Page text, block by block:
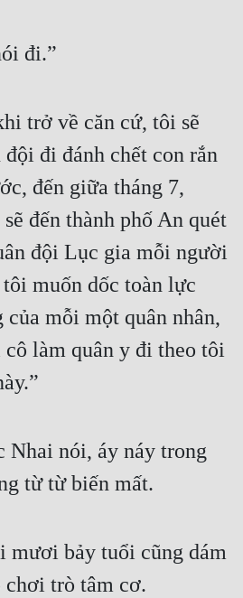
đi.”
trở về căn cứ, tôi sẽ
đi đánh chết con rắn
đến giữa tháng 7,
đến thành phố An quét
đội Lục gia mỗi người
muốn dốc toàn lực
của mỗi một quân nhân,
làm quân y đi theo tôi
Nhai nói, áy náy trong
từ từ biến mất.
mươi bảy tuổi cũng dám
chơi trò tâm cơ.